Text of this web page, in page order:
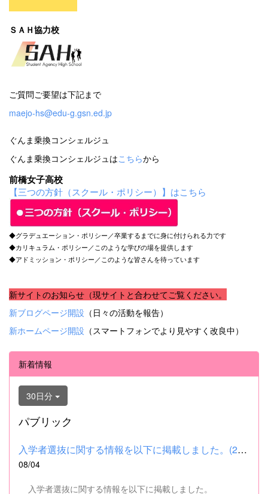
ＳＡＨ協力校
ご質問ご要望は下記まで
maejo-hs@edu-g.gsn.ed.jp
ぐんま乗換コンシェルジュ
ぐんま乗換コンシェルジュはこちらから
前橋女子高校
【三つの方針（スクール・ポリシー）】はこちら
◆グラデュエーション・ポリシー／卒業するまでに身に付けられる力です
◆カリキュラム・ポリシー／このような学びの場を提供します
◆アドミッション・ポリシー／このような皆さんを待っています
新サイトのお知らせ（現サイトと合わせてご覧ください。
新ブログページ開設 （日々の活動を報告）
新ホームページ開設 （スマートフォンでより見やすく改良中）
新着情報
30日分
パブリック
入学者選抜に関する情報を以下に掲載しました。(2026.8.4) ■令和...
08/04
入学者選抜に関する情報を以下に掲載しました。